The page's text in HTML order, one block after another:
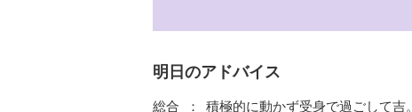
明日のアドバイス
総合
積極的に動かず受身で過ごして吉。